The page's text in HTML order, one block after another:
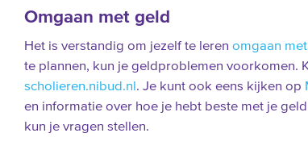
Omgaan met geld
Het is verstandig om jezelf te leren omgaan
te plannen, kun je geldproblemen voorkomen.
scholieren.nibud.nl . Je kunt ook eens kijken op
en informatie over hoe je hebt beste met je
kun je vragen stellen.